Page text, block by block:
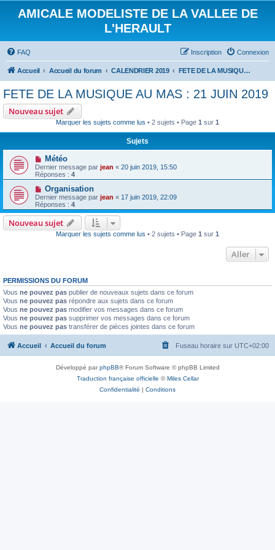
AMICALE MODELISTE DE LA VALLEE DE
L'HERAULT
FAQ Connexion
Inscription
Accueil Accueil du forum CALENDRIER 2019 FETE DE LA MUSIQUE AU MAS : 21 JUIN 2019
FETE DE LA MUSIQUE AU MAS : 21 JUIN 2019
Nouveau sujet
Marquer les sujets comme lus • 2 sujets • Page 1 sur 1
Sujets
Météo
Dernier message par jean « 20 juin 2019, 15:50
Réponses : 4
Organisation
Dernier message par jean « 17 juin 2019, 22:09
Réponses : 4
Nouveau sujet
Marquer les sujets comme lus • 2 sujets • Page 1 sur 1
Aller
PERMISSIONS DU FORUM
Vous ne pouvez pas publier de nouveaux sujets dans ce forum
Vous ne pouvez pas répondre aux sujets dans ce forum
Vous ne pouvez pas modifier vos messages dans ce forum
Vous ne pouvez pas supprimer vos messages dans ce forum
Vous ne pouvez pas transférer de pièces jointes dans ce forum
Accueil Accueil du forum Fuseau horaire sur UTC+02:00
Développé parphpBB® Forum Software © phpBB Limited
Traduction française officielle ©Miles Cellar
Confidentialité | Conditions